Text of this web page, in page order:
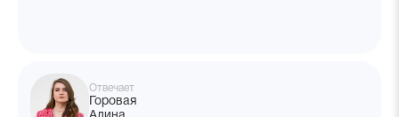
Отвечает
Горовая